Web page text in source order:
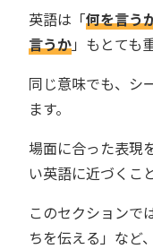
英語は「何を言う
言うか」もとても
同じ意味でも、シ
ます。
場面に合った表現
い英語に近づくこ
このセクションで
ちを伝える」など